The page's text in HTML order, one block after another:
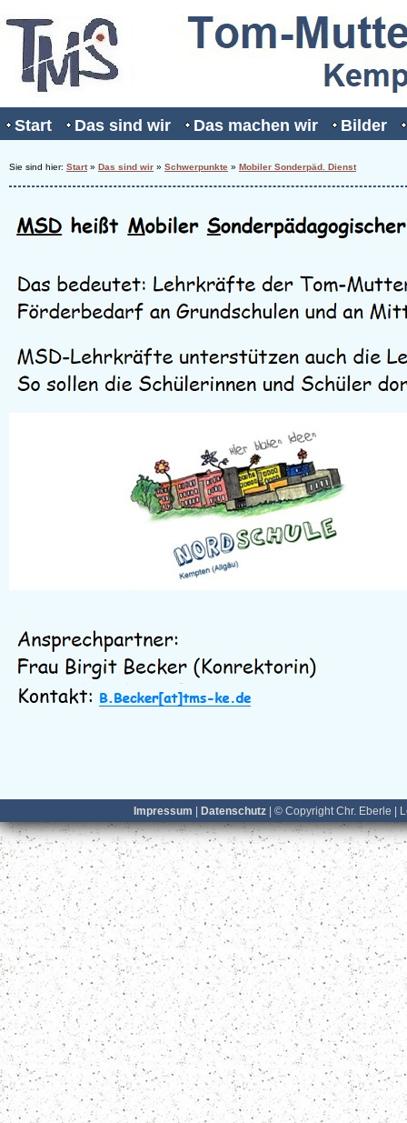
Start Das sind wir Das machen wir Bilder
Sie sind hier: Start» Das sind wir » Schwerpunkte » Mobiler Sonderpäd. Dienst
Impressum Datenschutz | © Copyright Chr. Eberle |